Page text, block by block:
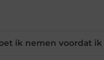
ik nemen voordat